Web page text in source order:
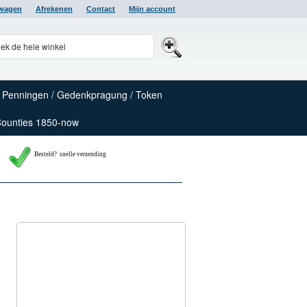
Afrekenen Contact Mijn account
Penningen / Gedenkpragung / Token
1850-now
Besteld? snelle verzending